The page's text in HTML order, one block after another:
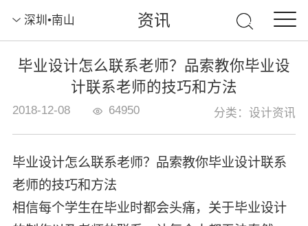
深圳•南山 资讯
毕业设计怎么联系老师？品索教你毕业设
计联系老师的技巧和方法
2018-12-08 64950 分类：设计资讯
毕业设计怎么联系老师？品索教你毕业设计联系
老师的技巧和方法
相信每个学生在毕业时都会头痛，关于毕业设计